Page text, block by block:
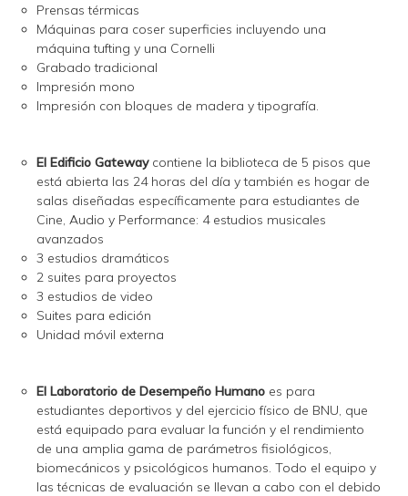
Prensas térmicas
Máquinas para coser superficies incluyendo una
máquina tufting y una Cornelli
Grabado tradicional
Impresión mono
Impresión con bloques de madera y tipografía.
El Edificio Gatewaycontiene la biblioteca de 5 pisos que
está abierta las 24 horas del día y también es hogar de
salas diseñadas específicamente para estudiantes de
Cine, Audio y Performance: 4 estudios musicales
avanzados
3 estudios dramáticos
2 suites para proyectos
3 estudios de video
Suites para edición
Unidad móvil externa
El Laboratorio de Desempeño Humano es para
estudiantes deportivos y del ejercicio físico de BNU, que
está equipado para evaluar la función y el rendimiento
de una amplia gama de parámetros fisiológicos,
biomecánicos y psicológicos humanos. Todo el equipo y
las técnicas de evaluación se llevan a cabo con el debido